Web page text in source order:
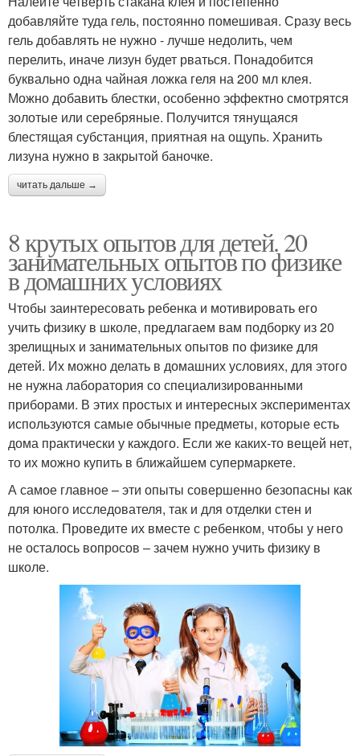
добавляйте туда гель, постоянно помешивая. Сразу весь
гель добавлять не нужно - лучше недолить, чем
перелить, иначе лизун будет рваться. Понадобится
буквально одна чайная ложка геля на 200 мл клея.
Можно добавить блестки, особенно эффектно смотрятся
золотые или серебряные. Получится тянущаяся
блестящая субстанция, приятная на ощупь. Хранить
лизуна нужно в закрытой баночке.
читать дальше →
8 крутых опытов для детей. 20
занимательных опытов по физике
в домашних условиях
Чтобы заинтересовать ребенка и мотивировать его
учить физику в школе, предлагаем вам подборку из 20
зрелищных и занимательных опытов по физике для
детей. Их можно делать в домашних условиях, для этого
не нужна лаборатория со специализированными
приборами. В этих простых и интересных экспериментах
используются самые обычные предметы, которые есть
дома практически у каждого. Если же каких-то вещей нет,
то их можно купить в ближайшем супермаркете.
А самое главное – эти опыты совершенно безопасны как
для юного исследователя, так и для отделки стен и
потолка. Проведите их вместе с ребенком, чтобы у него
не осталось вопросов – зачем нужно учить физику в
школе.